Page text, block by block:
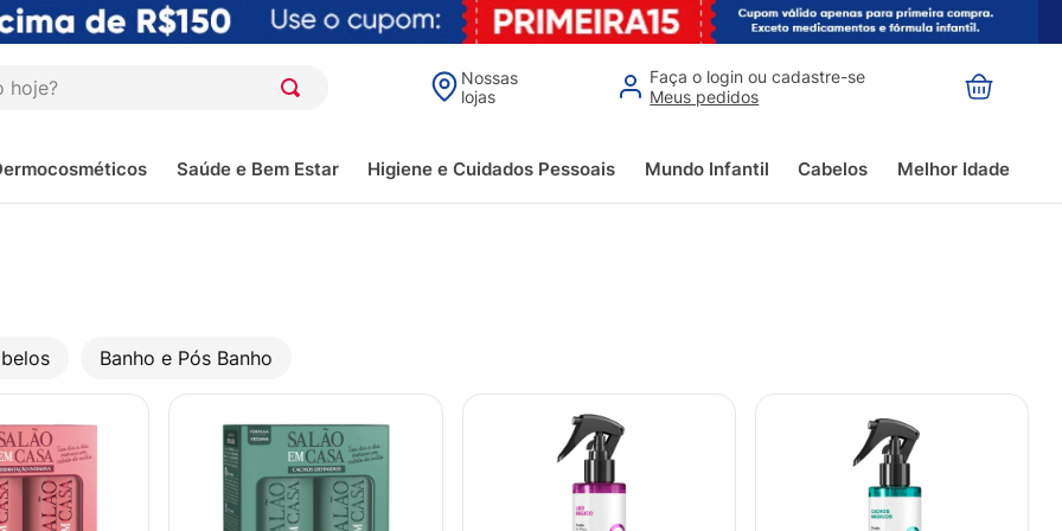
Nossas
lojas
Faça o login ou cadastre-se
Meus pedidos
Saúde e Bem Estar Higiene e Cuidados Pessoais Mundo Infantil Cabelos Melhor Idade
Banho e Pós Banho